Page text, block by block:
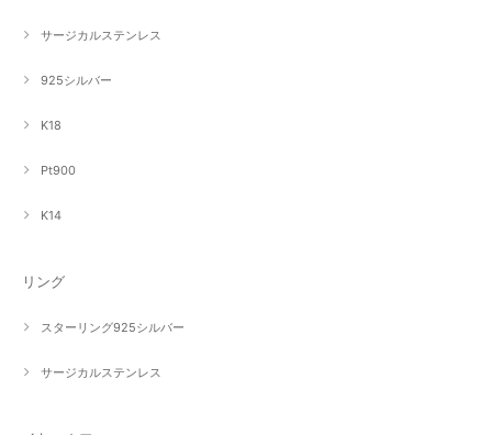
サージカルステンレス
925シルバー
K18
Pt900
K14
リング
スターリング925シルバー
サージカルステンレス